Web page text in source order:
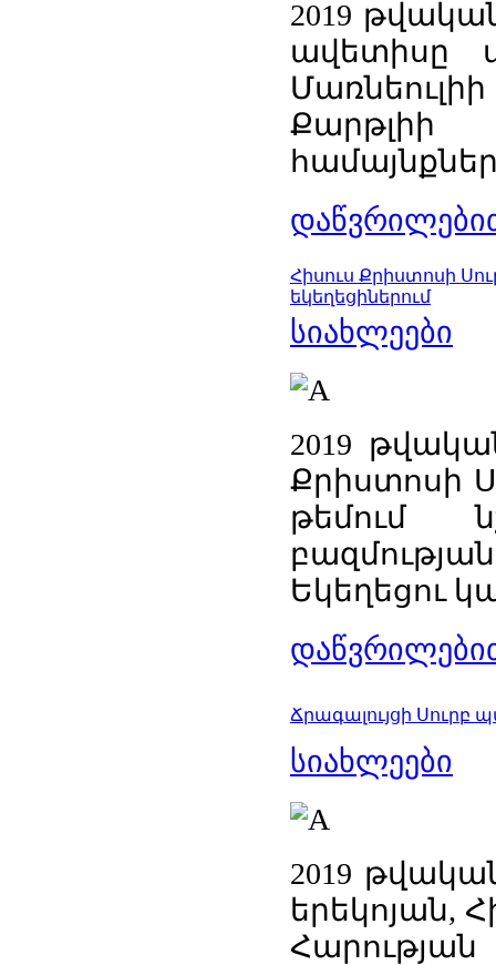
2019
ավետիսը
Հիսուս Քրիստոսի
եկեղեցիներում
სიახლეები
2019
Քրիստոսի
թեմում
Եկեղեցու
Ճրագալույցի Սուրբ
სიახლეები
2019
երեկոյան,